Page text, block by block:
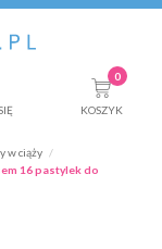
0
KOSZYK
w ciąży
16 pastylek do